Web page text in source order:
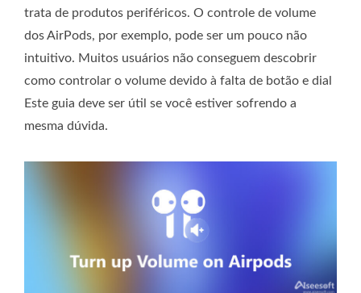
trata de produtos periféricos. O controle de volume
dos AirPods, por exemplo, pode ser um pouco não
intuitivo. Muitos usuários não conseguem descobrir
como controlar o volume devido à falta de botão e dial
Este guia deve ser útil se você estiver sofrendo a
mesma dúvida.